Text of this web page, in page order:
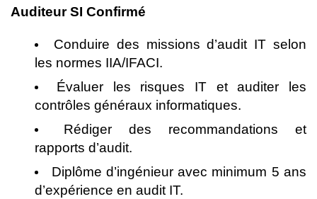
Auditeur SI Confirmé
Conduire des missions d’audit IT selon
les normes IIA/IFACI.
Évaluer les risques IT et auditer les
contrôles généraux informatiques.
Rédiger des recommandations et
rapports d’audit.
Diplôme d’ingénieur avec minimum 5 ans
d’expérience en audit IT.